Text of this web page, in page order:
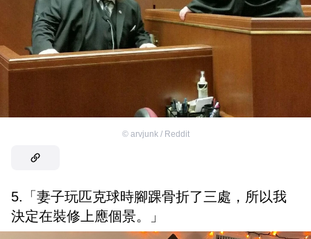
© arvjunk / Reddit
5.「妻子玩匹克球時腳踝骨折了三處，所以我
決定在裝修上應個景。」